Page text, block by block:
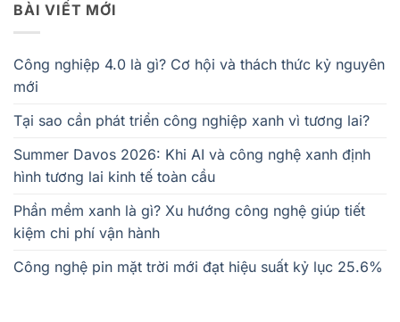
BÀI VIẾT MỚI
Công nghiệp 4.0 là gì? Cơ hội và thách thức kỷ nguyên
mới
Tại sao cần phát triển công nghiệp xanh vì tương lai?
Summer Davos 2026: Khi AI và công nghệ xanh định
hình tương lai kinh tế toàn cầu
Phần mềm xanh là gì? Xu hướng công nghệ giúp tiết
kiệm chi phí vận hành
Công nghệ pin mặt trời mới đạt hiệu suất kỷ lục 25.6%